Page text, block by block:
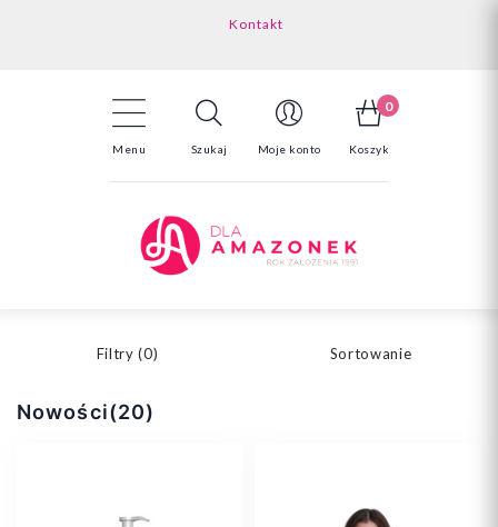
Kontakt
Menu Szukaj Moje konto
0
Koszyk
Filtry (0) Sortowanie
Nowości(20)